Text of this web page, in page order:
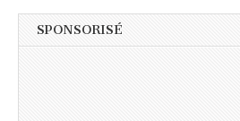
SPONSORISÉ